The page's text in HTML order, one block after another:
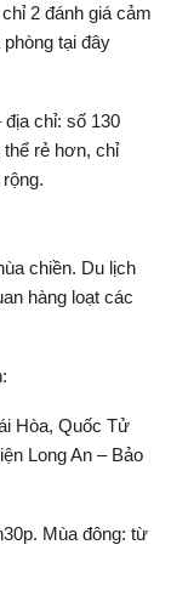
2 đánh giá cảm
tại đây
địa chỉ: số 130
rẻ hơn, chỉ
chiền. Du lịch
hàng loạt các
Hòa, Quốc Tử
Long An – Bảo
Mùa đông: từ